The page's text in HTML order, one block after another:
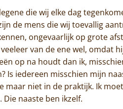
die wij elke dag
de mens die wij toevallig
ongevaarlijk op grote
van de ene wel, omdat
op na houdt dan ik,
Is iedereen misschien mijn
niet in de praktijk. Ik
naaste ben ikzelf.